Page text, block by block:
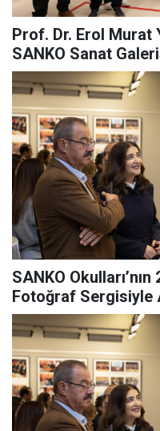
Prof. Dr. Erol Murat
SANKO Sanat
SANKO
Fotoğraf Sergisiyle